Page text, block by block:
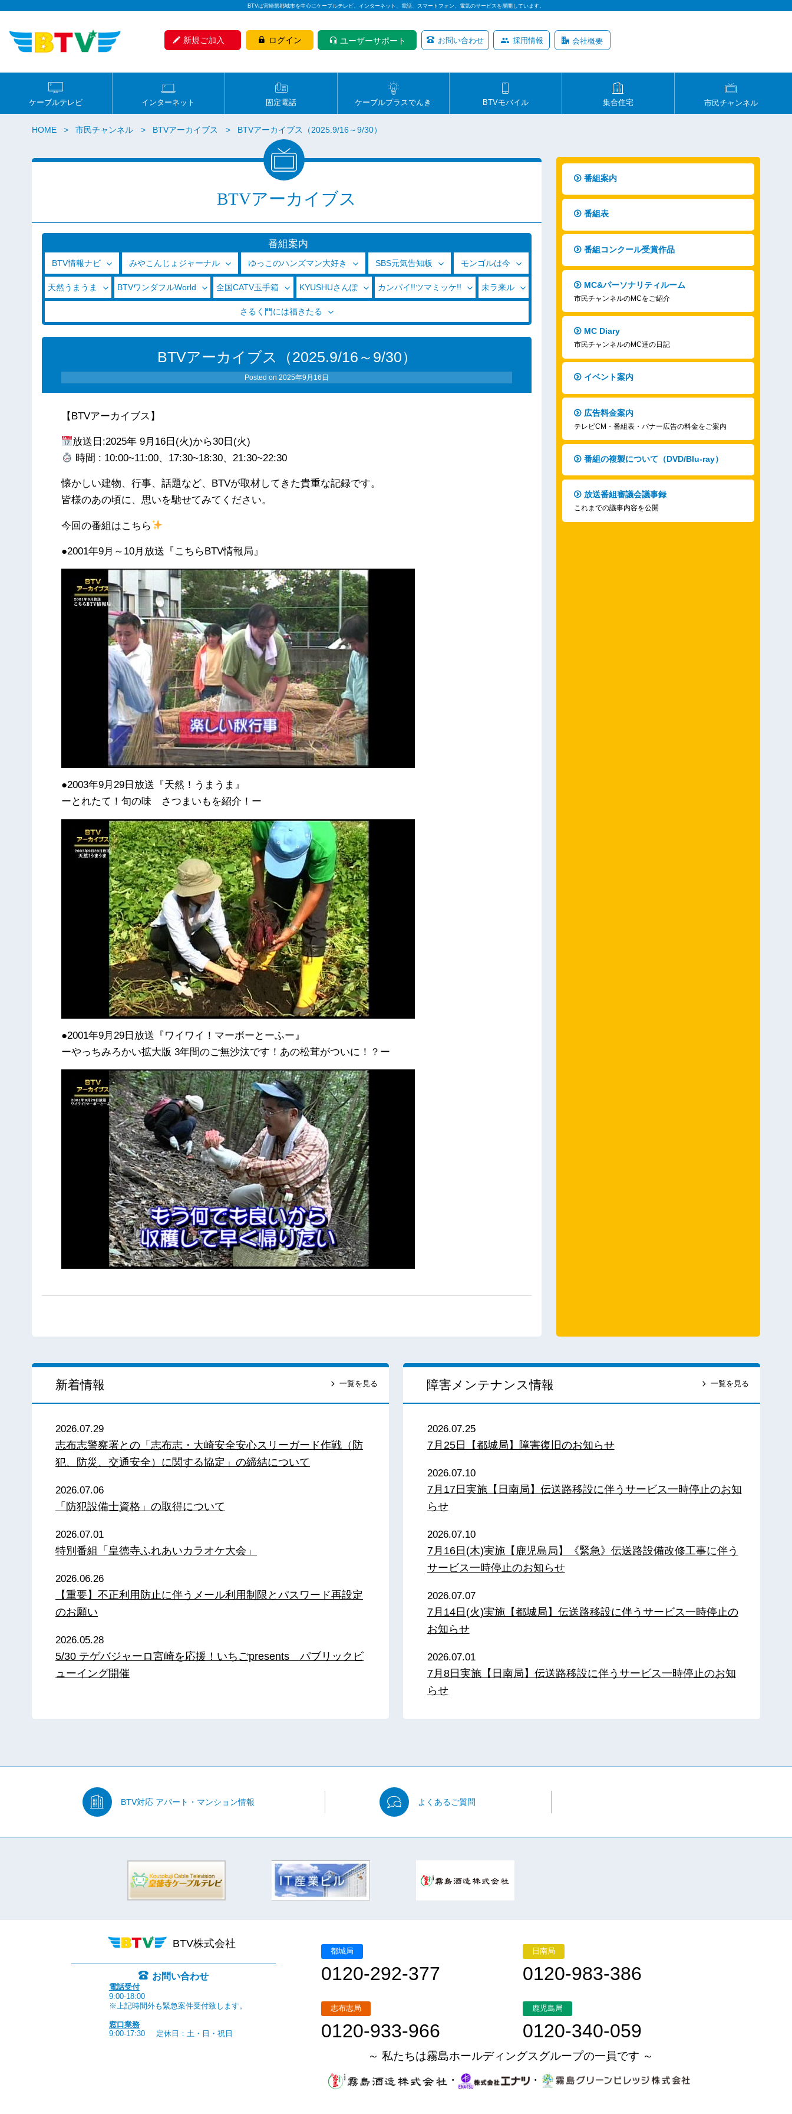
BTVは宮崎県都城市を中心にケーブルテレビ、インターネット、電話、スマートフォン、電気のサービスを展開しています。
新規ご加入 ログイン ユーザーサポート お問い合わせ 採用情報 会社概要
ケーブルテレビ インターネット 固定電話 ケーブルプラスでんき BTVモバイル 集合住宅 市民チャンネル
HOME 市民チャンネル BTVアーカイブス BTVアーカイブス（2025.9/16～9/30）
BTVアーカイブス
番組案内
BTV情報ナビ みやこんじょジャーナル ゆっこのハンズマン大好き SBS元気告知板 モンゴルは今
天然うまうま BTVワンダフルWorld 全国CATV玉手箱 KYUSHUさんぽ カンパイ!!ツマミッケ!! 未ラ来ル
さるく門には福きたる
BTVアーカイブス（2025.9/16～9/30）
Posted on2025年9月16日
【BTVアーカイブス】
放送日:2025年 9月16日(火)から30日(火)
時間 : 10:00~11:00、17:30~18:30、21:30~22:30
懐かしい建物、行事、話題など、BTVが取材してきた貴重な記録です。
皆様のあの頃に、思いを馳せてみてください。
今回の番組はこちら
●2001年9月～10月放送『こちらBTV情報局』
●2003年9月29日放送『天然！うまうま』
ーとれたて！旬の味 さつまいもを紹介！ー
●2001年9月29日放送『ワイワイ！マーボーとーふー』
ーやっちみろかい拡大版 3年間のご無沙汰です！あの松茸がついに！？ー
番組案内
番組表
番組コンクール受賞作品
MC&パーソナリティルーム
市民チャンネルのMCをご紹介
MC Diary
市民チャンネルのMC達の日記
イベント案内
広告料金案内
テレビCM・番組表・バナー広告の料金をご案内
番組の複製について（DVD/Blu-ray）
放送番組審議会議事録
これまでの議事内容を公開
新着情報 一覧を見る
2026.07.29
志布志警察署との「志布志・大崎安全安心スリーガード作戦（防
犯、防災、交通安全）に関する協定」の締結について
2026.07.06
「防犯設備士資格」の取得について
2026.07.01
特別番組「皇徳寺ふれあいカラオケ大会」
2026.06.26
【重要】不正利用防止に伴うメール利用制限とパスワード再設定
のお願い
2026.05.28
5/30 テゲバジャーロ宮崎を応援！いちごpresents パブリックビ
ューイング開催
障害メンテナンス情報 一覧を見る
2026.07.25
7月25日【都城局】障害復旧のお知らせ
2026.07.10
7月17日実施【日南局】伝送路移設に伴うサービス一時停止のお知
らせ
2026.07.10
7月16日(木)実施【鹿児島局】《緊急》伝送路設備改修工事に伴う
サービス一時停止のお知らせ
2026.07.07
7月14日(火)実施【都城局】伝送路移設に伴うサービス一時停止の
お知らせ
2026.07.01
7月8日実施【日南局】伝送路移設に伴うサービス一時停止のお知
らせ
BTV対応 アパート・マンション情報 よくあるご質問
BTV株式会社
お問い合わせ
電話受付
9:00-18:00
※上記時間外も緊急案件受付致します。
窓口業務
9:00-17:30
定休日：土・日・祝日
都城局
0120-292-377
日南局
0120-983-386
志布志局
0120-933-966
鹿児島局
0120-340-059
～ 私たちは霧島ホールディングスグループの一員です ～
・
・